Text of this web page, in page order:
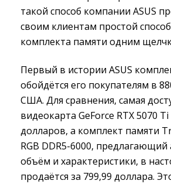
такой способ компании ASUS
своим клиентам простой
комплекта памяти одним
Первый в истории ASUS
обойдётся его покупателям в
США. Для сравнения, самая
видеокарта GeForce RTX 5070
долларов, а комплект памяти
RGB DDR5-6000,
объём и характеристики, в
продаётся за 799,99 доллара.